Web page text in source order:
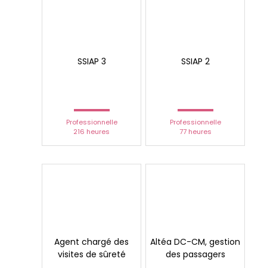
SSIAP 3
Professionnelle
216 heures
SSIAP 2
Professionnelle
77 heures
Agent chargé des
visites de sûreté
Altéa DC-CM, gestion
des passagers